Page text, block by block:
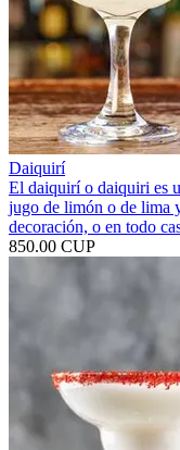
Daiquirí
El daiquirí o daiquiri es
jugo de limón o de lima
decoración, o en todo
850.00 CUP